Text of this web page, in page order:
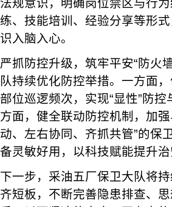
法规意识，明确岗位禁区与行
练、技能培训、经验分享等形
识入脑入心。
严抓防控升级，筑牢平安“防火
队持续优化防控举措。一方面
部位巡逻频次，实现“显性”防
方面，健全联动防控机制，加
动、左右协同、齐抓共管”的保
备灵敏好用，以科技赋能提升
下一步，采油五厂保卫大队将
齐短板，不断完善隐患排查、